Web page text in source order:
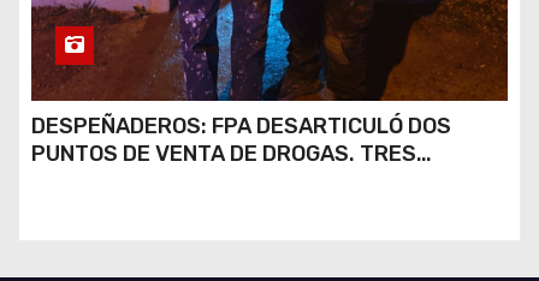
DESPEÑADEROS: FPA DESARTICULÓ DOS
PUNTOS DE VENTA DE DROGAS. TRES